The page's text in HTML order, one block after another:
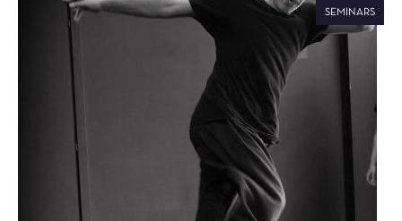
SEMINARS